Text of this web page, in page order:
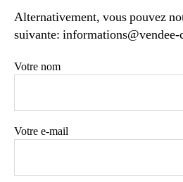
Alternativement, vous pouvez
suivante: informations@vendee-
Votre nom
Votre e-mail